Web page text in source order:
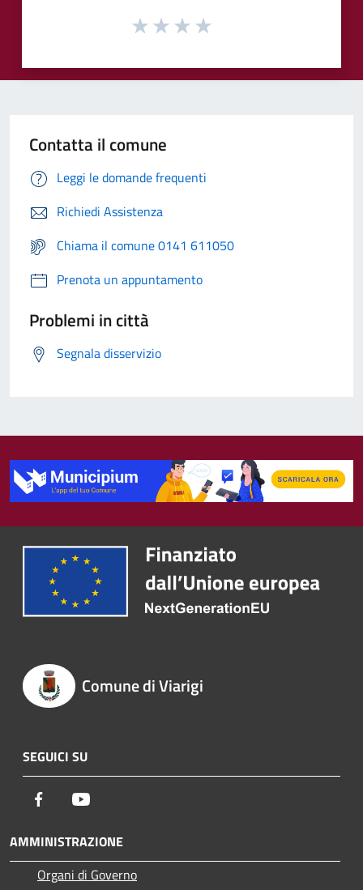
Contatta il comune
Leggi le domande frequenti
Richiedi Assistenza
Chiama il comune 0141 611050
Prenota un appuntamento
Problemi in città
Segnala disservizio
Comune di Viarigi
SEGUICI SU
Facebook
AMMINISTRAZIONE
Organi di Governo